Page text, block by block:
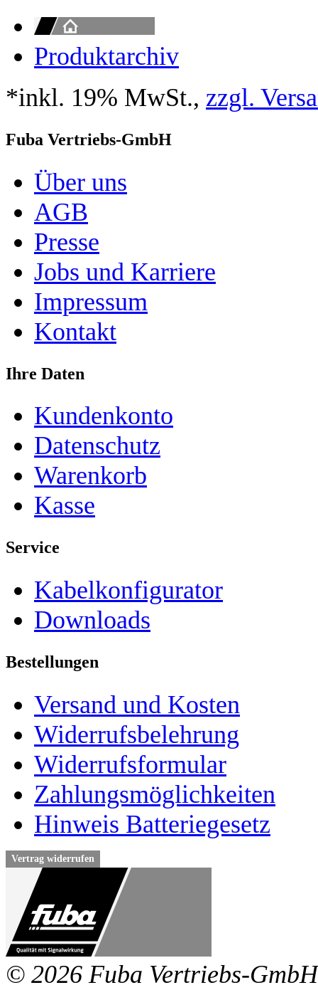
Produktarchiv
*inkl. 19% MwSt., zzgl.
Fuba Vertriebs-GmbH
Über uns
AGB
Presse
Jobs und Karriere
Impressum
Kontakt
Ihre Daten
Kundenkonto
Datenschutz
Warenkorb
Kasse
Service
Kabelkonfigurator
Downloads
Bestellungen
Versand und Kosten
Widerrufsbelehrung
Widerrufsformular
Zahlungsmöglichkeiten
Hinweis Batteriegesetz
Vertrag widerrufen
© 2026 Fuba Vertriebs-GmbH